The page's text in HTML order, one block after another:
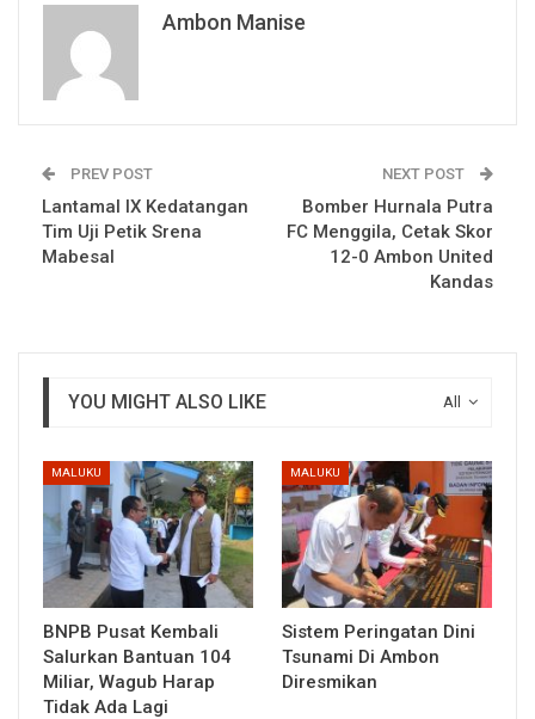
Ambon Manise
PREV POST
Lantamal IX Kedatangan
Tim Uji Petik Srena
Mabesal
NEXT POST
Bomber Hurnala Putra
FC Menggila, Cetak Skor
12-0 Ambon United
Kandas
All
YOU MIGHT ALSO LIKE
MALUKU
BNPB Pusat Kembali
Salurkan Bantuan 104
Miliar, Wagub Harap
Tidak Ada Lagi
MALUKU
Sistem Peringatan Dini
Tsunami Di Ambon
Diresmikan